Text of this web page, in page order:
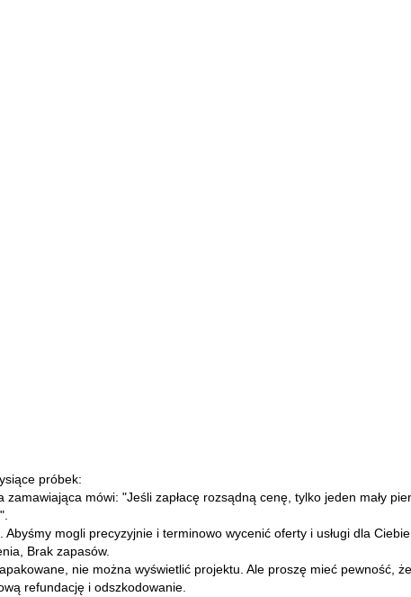
próbek:
mówi: "Jeśli zapłacę rozsądną cenę, tylko jeden mały
mogli precyzyjnie i terminowo wycenić oferty i usługi dla Ciebie.
Brak zapasów.
nie można wyświetlić projektu. Ale proszę mieć pewność,
refundację i odszkodowanie.